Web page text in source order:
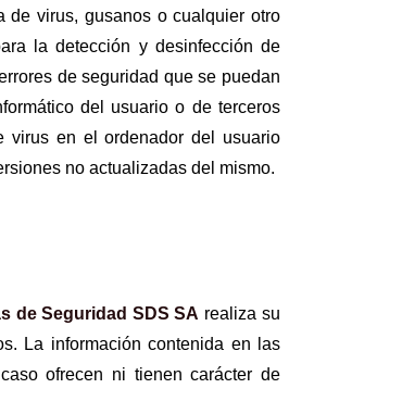
de virus, gusanos o cualquier otro
la detección y desinfección de
de seguridad que se puedan
del usuario o de terceros
virus en el ordenador del usuario
no actualizadas del mismo.
de Seguridad SDS SA realiza su
La información contenida en las
ofrecen ni tienen carácter de